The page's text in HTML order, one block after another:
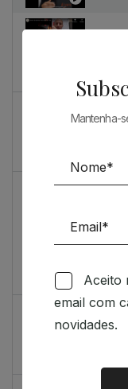
O máximo rigor
Feedback
Mantenha-
Aceito
email com
novidades.